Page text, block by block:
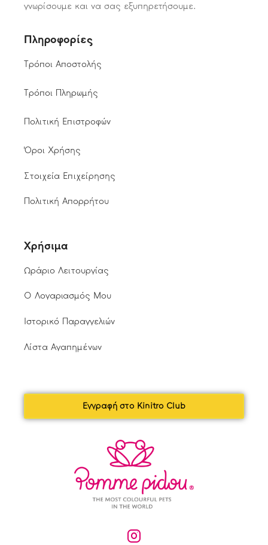
γνωρίσουμε και να σας εξυπηρετήσουμε.
Πληροφορίες
Τρόποι Αποστολής
Τρόποι Πληρωμής
Πολιτική Επιστροφών
Όροι Χρήσης
Στοιχεία Επιχείρησης
Πολιτική Απορρήτου
Χρήσιμα
Ωράριο Λειτουργίας
Ο Λογαριασμός Μου
Ιστορικό Παραγγελιών
Λίστα Αγαπημένων
Εγγραφή στο Kinitro Club